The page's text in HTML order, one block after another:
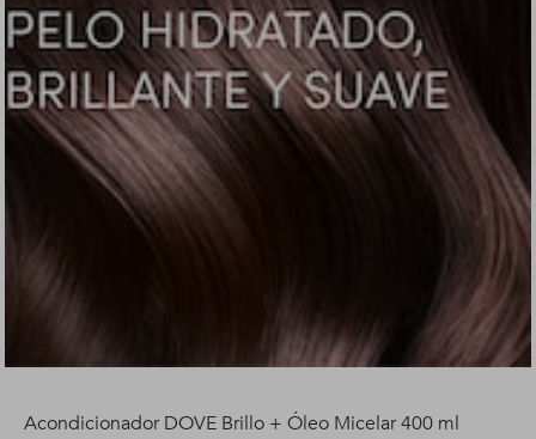
Acondicionador DOVE Brillo + Óleo Micelar 400 ml